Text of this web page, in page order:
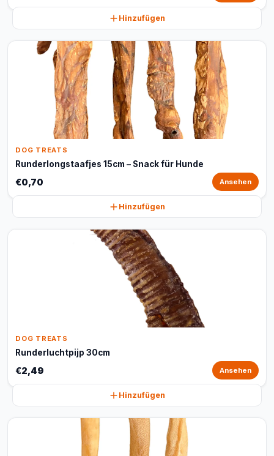
Hinzufügen
DOG TREATS
Runderlongstaafjes 15cm – Snack für Hunde
€0,70 Ansehen
Hinzufügen
DOG TREATS
Runderluchtpijp 30cm
€2,49 Ansehen
Hinzufügen